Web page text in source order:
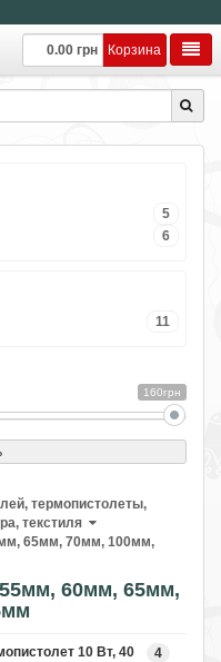
0.00 грн Корзина
5
6
11
160грн
термопистолеты,
текстиля
65мм, 70мм, 100мм,
60мм, 65мм,
4
10 Вт, 40